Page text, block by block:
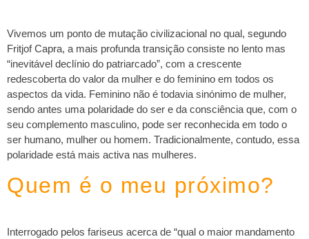
Vivemos um ponto de mutação civilizacional no qual, segundo
Fritjof Capra, a mais profunda transição consiste no lento mas
“inevitável declínio do patriarcado”, com a crescente
redescoberta do valor da mulher e do feminino em todos os
aspectos da vida. Feminino não é todavia sinónimo de mulher,
sendo antes uma polaridade do ser e da consciência que, com o
seu complemento masculino, pode ser reconhecida em todo o
ser humano, mulher ou homem. Tradicionalmente, contudo, essa
polaridade está mais activa nas mulheres.
Quem é o meu próximo?
Interrogado pelos fariseus acerca de “qual o maior mandamento